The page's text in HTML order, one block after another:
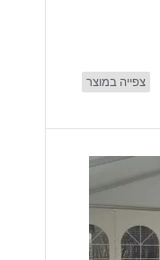
צפייה במוצר